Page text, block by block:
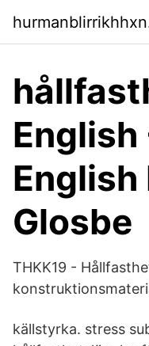
Glosbe
THKK19 -
källstyrka. stress